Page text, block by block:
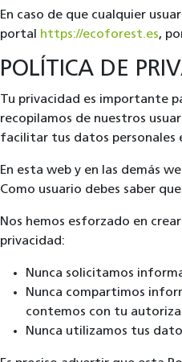
En caso de que cualquier
portal
https://ecoforest.es,
POLÍTICA DE
Tu privacidad es importante
recopilamos de nuestros
facilitar tus datos personales
En esta web y en las demás
Como usuario debes saber
Nos hemos esforzado en
privacidad:
Nunca solicitamos
Nunca compartimos
contemos con tu
Nunca utilizamos tus